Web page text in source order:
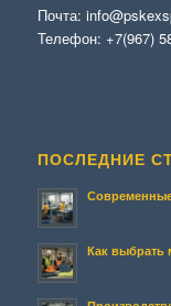
Почта:
Телефон: +7(967)
ПОСЛЕДНИЕ
Как выбрать